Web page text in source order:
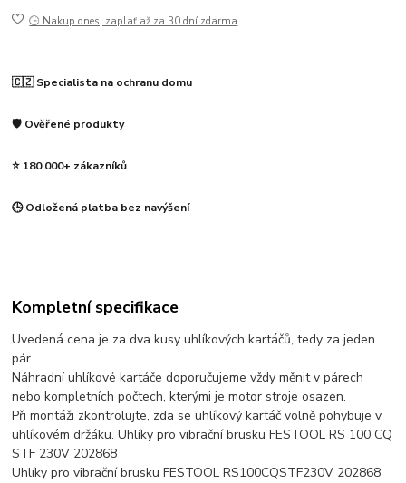
🕒 Nakup dnes, zaplať až za 30 dní zdarma
🇨🇿 Specialista na ochranu domu
🛡️ Ověřené produkty
⭐ 180 000+ zákazníků
🕒 Odložená platba bez navýšení
Kompletní specifikace
Uvedená cena je za dva kusy uhlíkových kartáčů, tedy za jeden
pár.
Náhradní uhlíkové kartáče doporučujeme vždy měnit v párech
nebo kompletních počtech, kterými je motor stroje osazen.
Při montáži zkontrolujte, zda se uhlíkový kartáč volně pohybuje v
uhlíkovém držáku. Uhlíky pro vibrační brusku FESTOOL RS 100 CQ
STF 230V 202868
Uhlíky pro vibrační brusku FESTOOL RS100CQSTF230V 202868